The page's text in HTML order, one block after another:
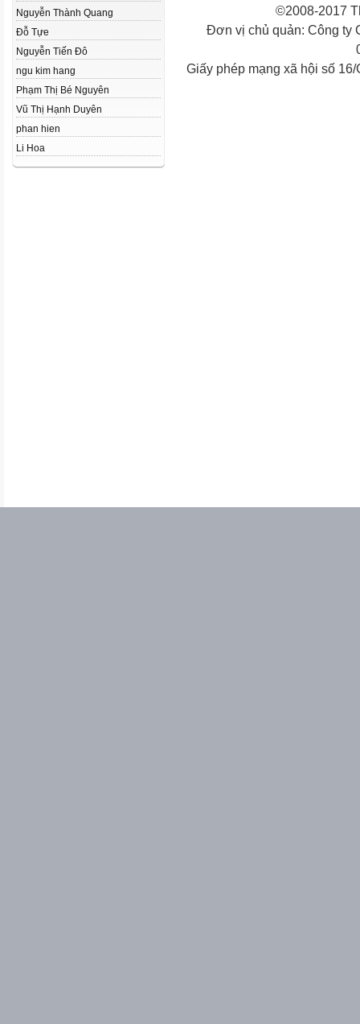
Nguyễn Thành Quang
Đỗ Tựe
Nguyễn Tiến Đô
ngu kim hang
Phạm Thị Bé Nguyên
Vũ Thị Hạnh Duyên
phan hien
Li Hoa
©2008-2017
Đơn vị chủ quản: Công ty
Giấy phép mạng xã hội số